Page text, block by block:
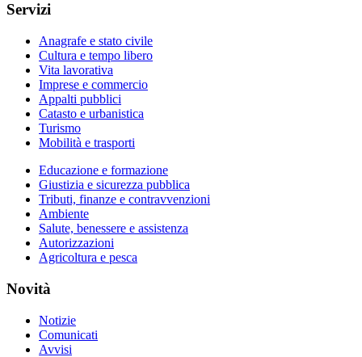
Servizi
Anagrafe e stato civile
Cultura e tempo libero
Vita lavorativa
Imprese e commercio
Appalti pubblici
Catasto e urbanistica
Turismo
Mobilità e trasporti
Educazione e formazione
Giustizia e sicurezza pubblica
Tributi, finanze e contravvenzioni
Ambiente
Salute, benessere e assistenza
Autorizzazioni
Agricoltura e pesca
Novità
Notizie
Comunicati
Avvisi